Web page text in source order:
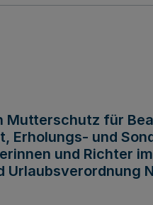
Mutterschutz für
Erholungs- und
und Richter